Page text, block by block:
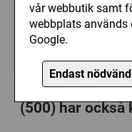
vår webbutik samt
webbplats
Google.
Endast
99 kr
Personer som
(500) har också